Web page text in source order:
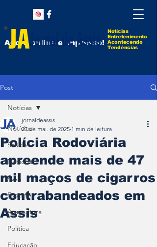
Notícias
Entretenimento
Acontecendo
Tendências
Agora online e impresso!
Post
Notícias
Saúde
Nacional
Assis
Esporte
Agricultura
Política
Educação
Notícias
Polícia Rodoviária
apreende mais de 47
mil maços de cigarros
contrabandeados em
Assis
jornaldeassis
27 de mai. de 2025 1 min de leitura